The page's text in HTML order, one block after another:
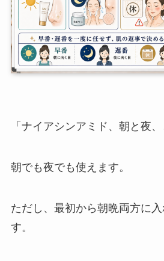
「ナイアシンアミド、朝と夜
朝でも夜でも使えます。
ただし、最初から朝晩両方に
す。